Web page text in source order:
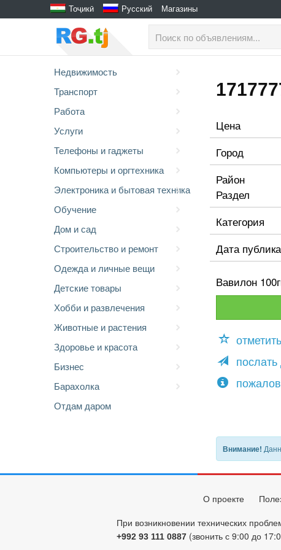
Тоҷикӣ Русский Магазины
Недвижимость
Транспорт
Работа
Услуги
Телефоны и гаджеты
Компьютеры и оргтехника
Электроника и бытовая техника
Обучение
Дом и сад
Строительство и ремонт
Одежда и личные вещи
Детские товары
Хобби и развлечения
Животные и растения
Здоровье и красота
Бизнес
Барахолка
Отдам даром
Цена
Город
Район
Раздел
Категория
Дата
Вавилон
отметить
послать
Внимание!
О проекте
При возникновении технических
+992 93 111 0887 (звонить с 9:00 до